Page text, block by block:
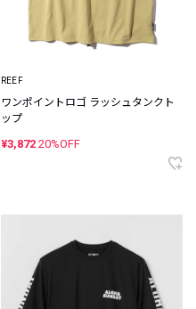
REEF
ワンポイントロゴ ラッシュタンクト
ップ
¥3,872 20%OFF